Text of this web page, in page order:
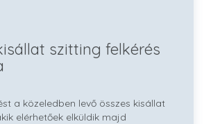
szitting felkérés
a közeledben levő összes kisállat
elérhetőek elküldik majd